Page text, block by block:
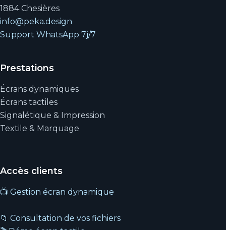
1884 Chesières
info@peka.design
Support WhatsApp 7j/7
Prestations
Écrans dynamiques
Écrans tactiles
Signalétique & Impression
Textile & Marquage
Accès clients
📺 Gestion écran dynamique
📁 Consultation de vos fichiers